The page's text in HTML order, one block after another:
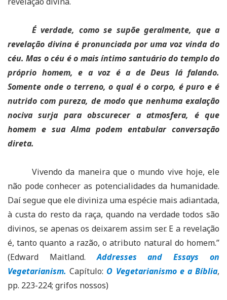
É verdade, como se supõe geralmente, que a
revelação divina é pronunciada por uma voz vinda do
céu. Mas o céu é o mais íntimo santuário do templo do
próprio homem, e a voz é a de Deus lá falando.
Somente onde o terreno, o qual é o corpo, é puro e é
nutrido com pureza, de modo que nenhuma exalação
nociva surja para obscurecer a atmosfera, é que
homem e sua Alma podem entabular conversação
direta.
Vivendo da maneira que o mundo vive hoje, ele
não pode conhecer as potencialidades da humanidade.
Daí segue que ele diviniza uma espécie mais adiantada,
à custa do resto da raça, quando na verdade todos são
divinos, se apenas os deixarem assim ser. E a revelação
é, tanto quanto a razão, o atributo natural do homem.”
(Edward Maitland.Addresses and Essays on
Vegetarianism. Capítulo: O Vegetarianismo e a Bíblia,
pp. 223-224; grifos nossos)